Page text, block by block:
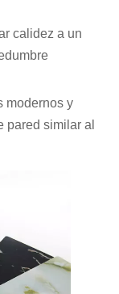
calidez a un
modernos y
pared similar al